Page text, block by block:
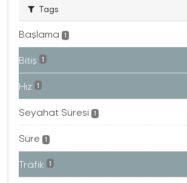
Tags
Başlama 1
Bitiş 1
Hız 1
Seyahat Süresi 1
Süre 1
Trafık 1